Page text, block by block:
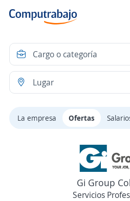
La empresa Ofertas
Gi Group
Servicios